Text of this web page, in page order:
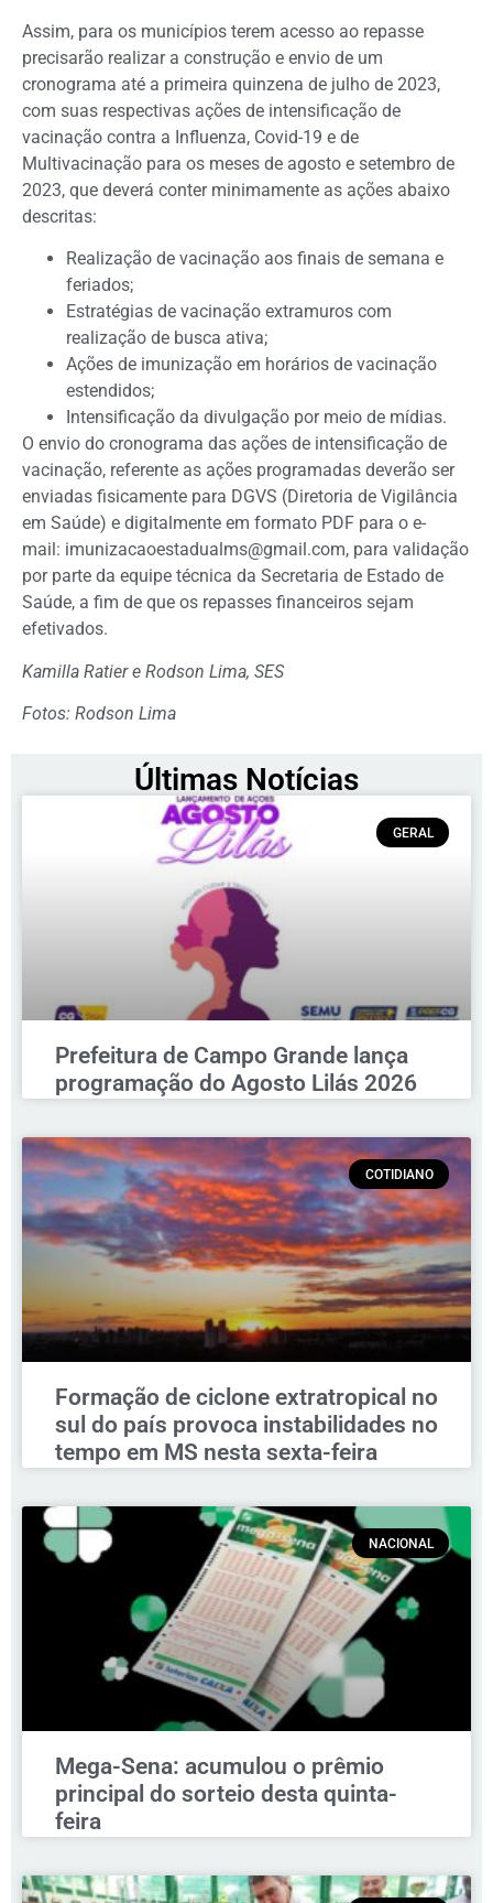
Assim, para os municípios terem acesso ao repasse
precisarão realizar a construção e envio de um
cronograma até a primeira quinzena de julho de 2023,
com suas respectivas ações de intensificação de
vacinação contra a Influenza, Covid-19 e de
Multivacinação para os meses de agosto e setembro de
2023, que deverá conter minimamente as ações abaixo
descritas:
Realização de vacinação aos finais de semana e
feriados;
Estratégias de vacinação extramuros com
realização de busca ativa;
Ações de imunização em horários de vacinação
estendidos;
Intensificação da divulgação por meio de mídias.
O envio do cronograma das ações de intensificação de
vacinação, referente as ações programadas deverão ser
enviadas fisicamente para DGVS (Diretoria de Vigilância
em Saúde) e digitalmente em formato PDF para o e-
mail: imunizacaoestadualms@gmail.com, para validação
por parte da equipe técnica da Secretaria de Estado de
Saúde, a fim de que os repasses financeiros sejam
efetivados.
Kamilla Ratier e Rodson Lima, SES
Fotos: Rodson Lima
Últimas Notícias
GERAL
Prefeitura de Campo Grande lança
programação do Agosto Lilás 2026
COTIDIANO
Formação de ciclone extratropical no
sul do país provoca instabilidades no
tempo em MS nesta sexta-feira
NACIONAL
Mega-Sena: acumulou o prêmio
principal do sorteio desta quinta-
feira